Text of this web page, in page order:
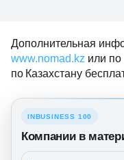
Дополнительная
www.nomad.kz или по
по Казахстану
INBUSINESS 100
Компании в